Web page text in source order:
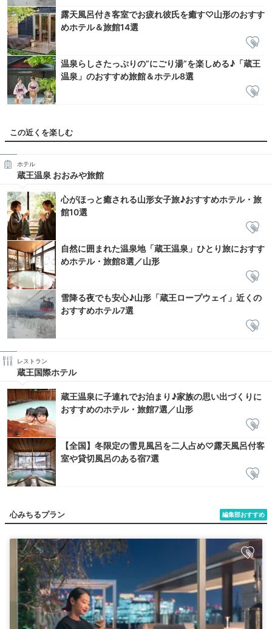
露天風呂付き客室でお疲れ彼氏を癒す♡山形のおすす
めホテル＆旅館14選
温泉らしさたっぷりの”にごり湯”を楽しめる♪「蔵王
温泉」のおすすめ旅館＆ホテル8選
この近くを楽しむ
ホテル
蔵王温泉 おおみや旅館
心がほっと癒される山形女子旅♪おすすめホテル・旅
館10選
自然に囲まれた温泉地「蔵王温泉」ひとり旅におすす
めホテル・旅館8選／山形
雪降る夜でも安心♪山形「蔵王ロープウェイ」近くの
おすすめホテル7選
レストラン
蔵王国際ホテル
蔵王温泉に子連れでお泊まり♪家族の思い出づくりに
おすすめのホテル・旅館7選／山形
【全国】冬限定の雪見風呂を二人占め♡露天風呂付客
室や貸切風呂のある宿7選
編集部おすすめ
心みちるプラン